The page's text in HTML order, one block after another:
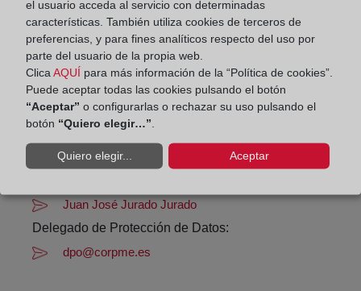
Agosto: De lunes a viernes de 09:00 a 14:00 horas
Los días 24 y 31 de diciembre de 09:00 a 14:00
horas
Datos de contacto:
95 454 20 93
sevilla@registromercantil.org
Juan José Jurado Jurado
Delegado de Protección de Datos:
dpo@corpme.es
el usuario acceda al servicio con determinadas
características. También utiliza cookies de terceros de
preferencias, y para fines analíticos respecto del uso por
parte del usuario de la propia web.
Clica AQUÍ para más información de la “Política de cookies”.
Puede aceptar todas las cookies pulsando el botón
“Aceptar” o configurarlas o rechazar su uso pulsando el
botón “Quiero elegir…”
Quiero elegir... Aceptar